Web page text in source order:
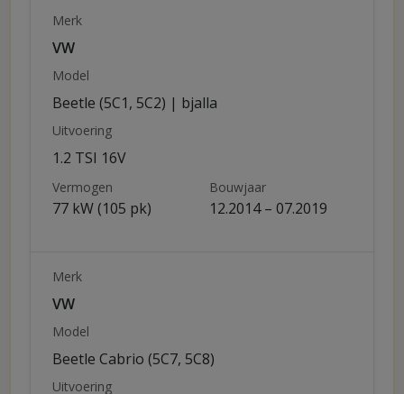
Merk
VW
Model
Beetle (5C1, 5C2) | bjalla
Uitvoering
1.2 TSI 16V
Vermogen
77 kW (105 pk)
Bouwjaar
12.2014 – 07.2019
Merk
VW
Model
Beetle Cabrio (5C7, 5C8)
Uitvoering